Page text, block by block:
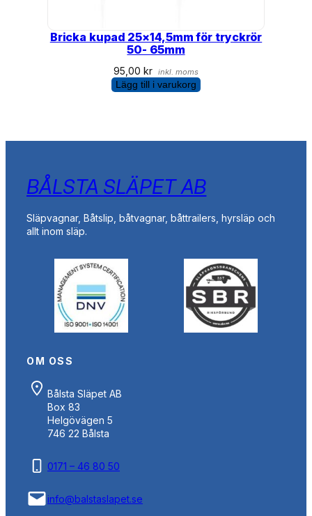
Bricka kupad 25×14,5mm för tryckrör
50- 65mm
95,00 kr inkl. moms
Lägg till i varukorg
BÅLSTA SLÄPET AB
Släpvagnar, Båtslip, båtvagnar, båttrailers, hyrsläp och
allt inom släp.
OM OSS
Bålsta Släpet AB
Box 83
Helgövägen 5
746 22 Bålsta
0171 – 46 80 50
info@balstaslapet.se